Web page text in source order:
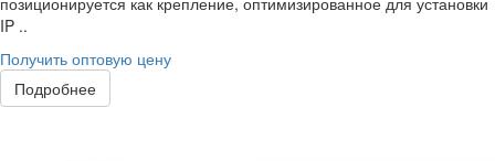
IP ..
Получить оптовую цену
Подробнее